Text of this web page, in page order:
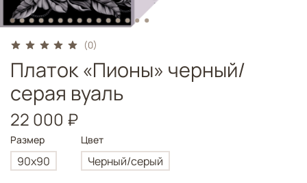
(0)
Платок «Пионы» черный/
серая вуаль
22 000 ₽
Размер
90х90
Цвет
Черный/серый